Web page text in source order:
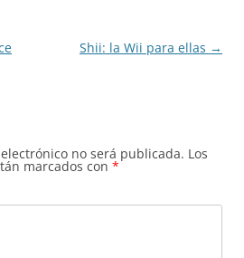
Shii: la Wii para ellas →
no será publicada. Los
marcados con *